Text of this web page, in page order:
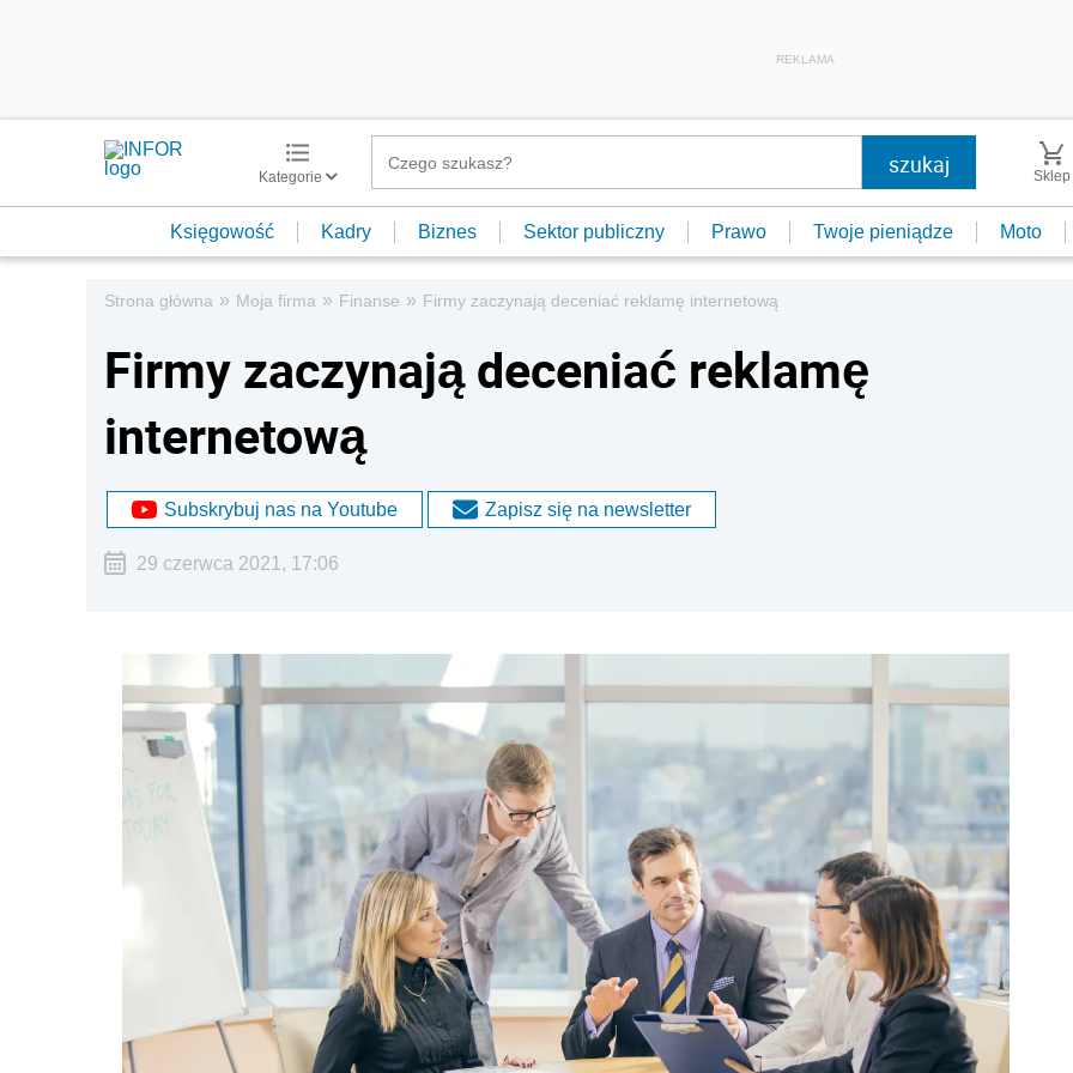
REKLAMA
Kategorie Sklep
Księgowość Kadry Biznes Sektor publiczny Prawo Twoje pieniądze Moto
Strona główna » Moja firma » Finanse » Firmy zaczynają deceniać reklamę internetową
Firmy zaczynają deceniać reklamę
internetową
Subskrybuj nas na Youtube Zapisz się na newsletter
29 czerwca 2021, 17:06